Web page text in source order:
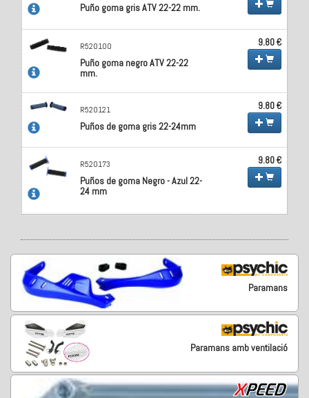
Puño goma gris ATV 22-22 mm.
R520100
Puño goma negro ATV 22-22
mm.
9.80 €
R520121
Puños de goma gris 22-24mm
9.80 €
R520173
Puños de goma Negro - Azul 22-
24 mm
9.80 €
Paramans
Paramans amb ventilació